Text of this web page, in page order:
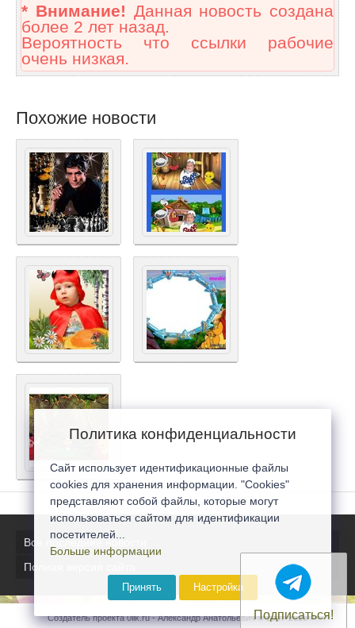
* Внимание! Данная новость создана
более 2 лет назад.
Вероятность что ссылки рабочие
очень низкая.
Похожие новости
Все последние новости
Полная версия сайта
Создатель проекта 0lik.ru - Александр Анатольевич © 2007-2026
Подписаться!
Политика конфиденциальности
Сайт использует идентификационные файлы
cookies для хранения информации. "Cookies"
представляют собой файлы, которые могут
использоваться сайтом для идентификации
посетителей...
Больше информации
Принять Настройка